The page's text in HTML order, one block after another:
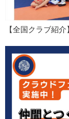
【全国クラブ紹